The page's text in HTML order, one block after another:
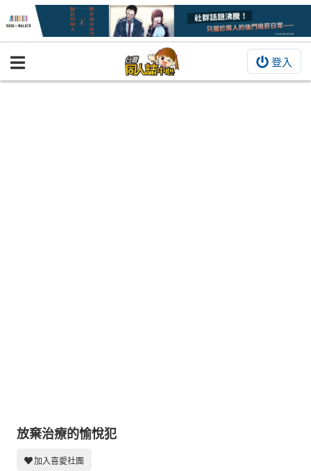
登入
BOOKY書集倉庫
交流中心
攤位轉讓區
放棄治療的愉悅犯
加入喜愛社團